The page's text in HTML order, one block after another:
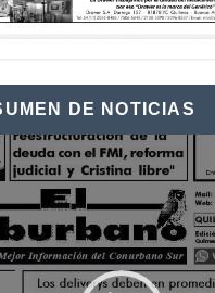
DE NOTICIAS